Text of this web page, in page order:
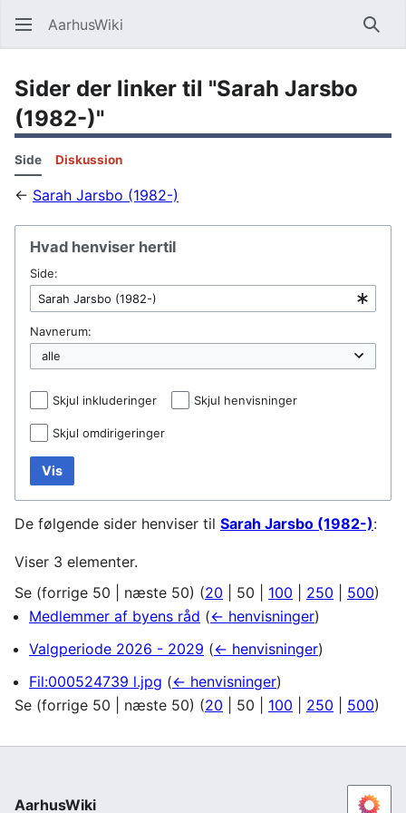
AarhusWiki Søg
Sider der linker til "Sarah Jarsbo
(1982-)"
Side Diskussion
← Sarah Jarsbo (1982-)
Hvad henviser hertil
Side:
Navnerum:
Skjul inkluderinger Skjul henvisninger
Skjul omdirigeringer
Vis
De følgende sider henviser til Sarah Jarsbo (1982-):
Viser 3 elementer.
Se (forrige 50 næste 50) (20 50 100 250 500)
Medlemmer af byens råd (← henvisninger)
Valgperiode 2026 - 2029 (← henvisninger)
Fil:000524739 l.jpg (← henvisninger)
Se (forrige 50 næste 50) (20 50 100 250 500)
AarhusWiki